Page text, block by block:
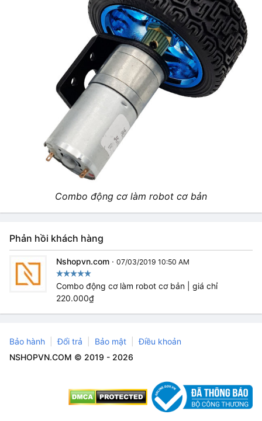
Combo động cơ làm robot cơ bản
Phản hồi khách hàng
Nshopvn.com · 07/03/2019 10:50 AM
Combo động cơ làm robot cơ bản | giá chỉ
220.000₫
Bảo hành Đổi trả Bảo mật
Điều khoản
NSHOPVN.COM © 2019 - 2026